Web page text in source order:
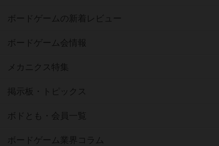
ボードゲームの新着レビュー
ボードゲーム会情報
メカニクス特集
掲示板・トピックス
ボドとも・会員一覧
ボードゲーム業界コラム